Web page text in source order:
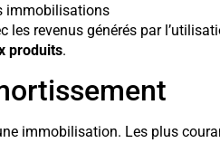
immobilisations
les revenus générés par
produits.
immobilisation. Les plus